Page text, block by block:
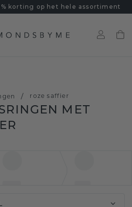
korting op het hele assortiment
/ roze saffier
MET